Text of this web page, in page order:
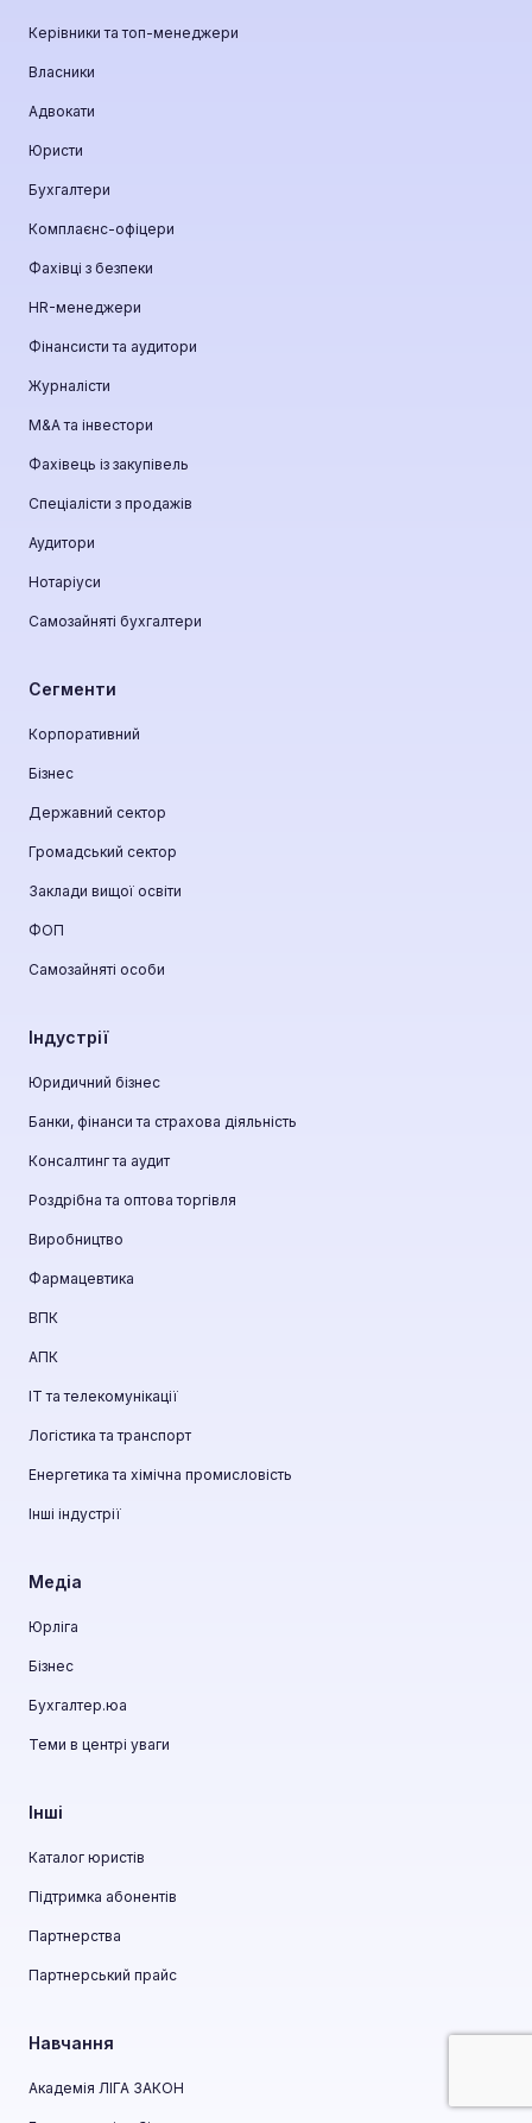
Керівники та топ-менеджери
Власники
Адвокати
Юристи
Бухгалтери
Комплаєнс-офіцери
Фахівці з безпеки
HR-менеджери
Фінансисти та аудитори
Журналісти
М&A та інвестори
Фахівець із закупівель
Спеціалісти з продажів
Аудитори
Нотаріуси
Самозайняті бухгалтери
Сегменти
Корпоративний
Бізнес
Державний сектор
Громадський сектор
Заклади вищої освіти
ФОП
Самозайняті особи
Індустрії
Юридичний бізнес
Банки, фінанси та страхова діяльність
Консалтинг та аудит
Роздрібна та оптова торгівля
Виробництво
Фармацевтика
ВПК
АПК
ІТ та телекомунікації
Логістика та транспорт
Енергетика та хімічна промисловість
Інші індустрії
Медіа
Юрліга
Бізнес
Бухгалтер.юа
Теми в центрі уваги
Інші
Каталог юристів
Підтримка абонентів
Партнерства
Партнерський прайс
Навчання
Академія ЛІГА ЗАКОН